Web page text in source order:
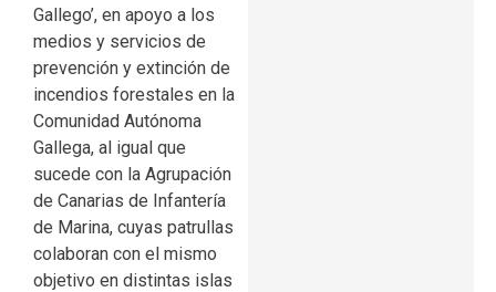
Gallego’, en apoyo a los
medios y servicios de
prevención y extinción de
incendios forestales en la
Comunidad Autónoma
Gallega, al igual que
sucede con la Agrupación
de Canarias de Infantería
de Marina, cuyas patrullas
colaboran con el mismo
objetivo en distintas islas